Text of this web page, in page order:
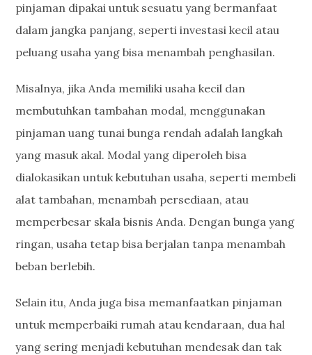
pinjaman dipakai untuk sesuatu yang bermanfaat
dalam jangka panjang, seperti investasi kecil atau
peluang usaha yang bisa menambah penghasilan.
Misalnya, jika Anda memiliki usaha kecil dan
membutuhkan tambahan modal, menggunakan
pinjaman uang tunai bunga rendah adalah langkah
yang masuk akal. Modal yang diperoleh bisa
dialokasikan untuk kebutuhan usaha, seperti membeli
alat tambahan, menambah persediaan, atau
memperbesar skala bisnis Anda. Dengan bunga yang
ringan, usaha tetap bisa berjalan tanpa menambah
beban berlebih.
Selain itu, Anda juga bisa memanfaatkan pinjaman
untuk memperbaiki rumah atau kendaraan, dua hal
yang sering menjadi kebutuhan mendesak dan tak